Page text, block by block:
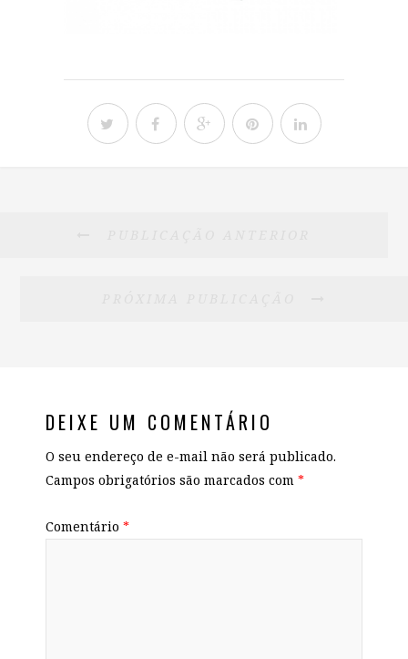
DEIXE UM COMENTÁRIO
O seu endereço de e-mail não será publicado.
Campos obrigatórios são marcados com *
Comentário *